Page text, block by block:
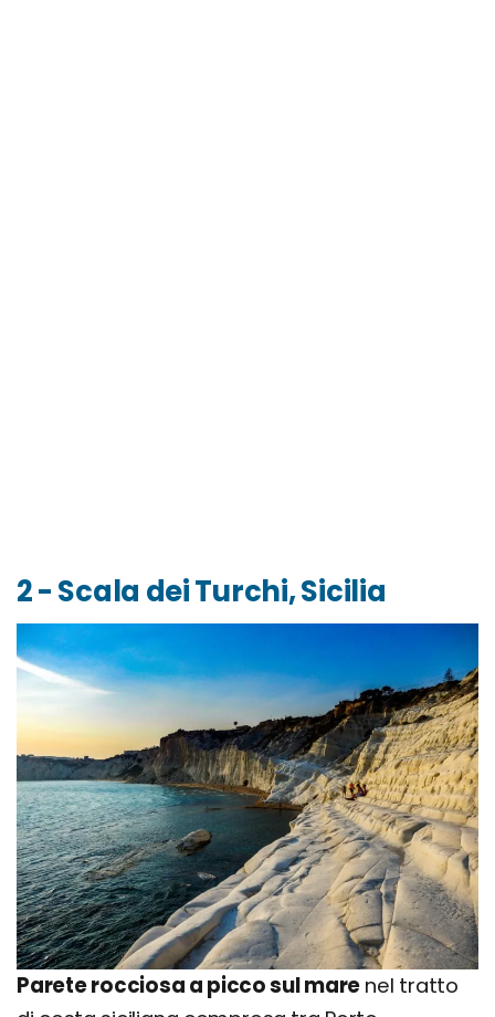
2 - Scala dei Turchi, Sicilia
Parete rocciosa a picco sul mare nel tratto